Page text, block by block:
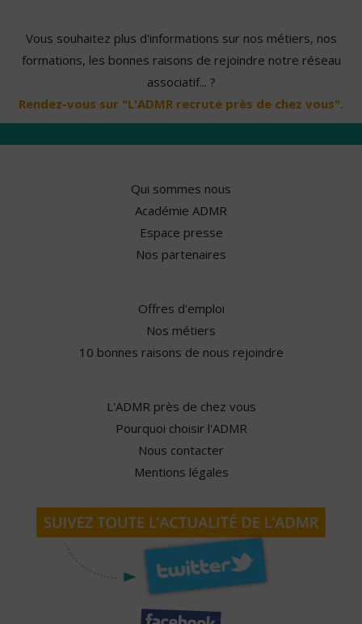
Vous souhaitez plus d'informations sur nos métiers, nos
formations, les bonnes raisons de rejoindre notre réseau
associatif... ?
Rendez-vous sur "L'ADMR recrute près de chez vous".
Qui sommes nous
Académie ADMR
Espace presse
Nos partenaires
Offres d'emploi
Nos métiers
10 bonnes raisons de nous rejoindre
L'ADMR près de chez vous
Pourquoi choisir l'ADMR
Nous contacter
Mentions légales